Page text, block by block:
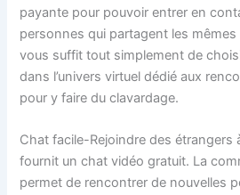
payante pour pouvoir entrer en
personnes qui partagent les
vous suffit tout simplement de
dans l’univers virtuel dédié aux
pour y faire du clavardage.
Chat facile-Rejoindre des étrangers
fournit un chat vidéo gratuit. La
permet de rencontrer de nouvelles